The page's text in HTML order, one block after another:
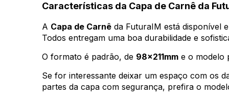
Características da Capa de Carnê da
A Capa de Carnê da FuturaIM está disponível
Todos entregam uma boa durabilidade e
O formato é padrão, de 98x211mm e o modelo
Se for interessante deixar um espaço com os
partes da capa com segurança, prefira o